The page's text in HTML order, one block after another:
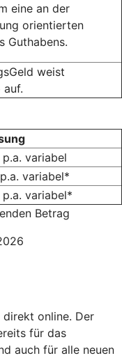
eine an der
orientierten
Guthabens.
weist
auf.
p.a. variabel
p.a. variabel*
p.a. variabel*
Betrag
direkt online. Der
für das
auch für alle neuen